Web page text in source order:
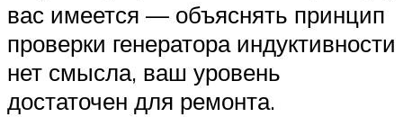
вас имеется — объяснять принцип
проверки генератора индуктивности
нет смысла, ваш уровень
достаточен для ремонта.